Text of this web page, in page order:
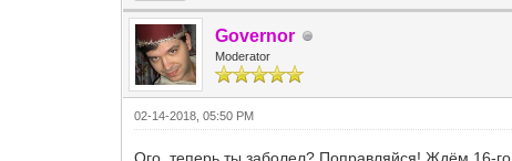
Governor
Moderator
02-14-2018, 05:50 PM